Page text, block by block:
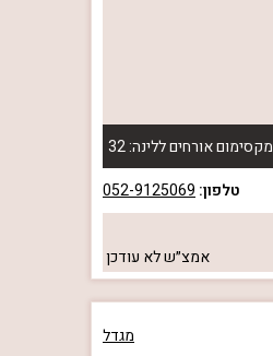
מקסימום אורחים ללינה: 32
טלפון: 052-9125069
אמצ״שלא עודכן
מגדל